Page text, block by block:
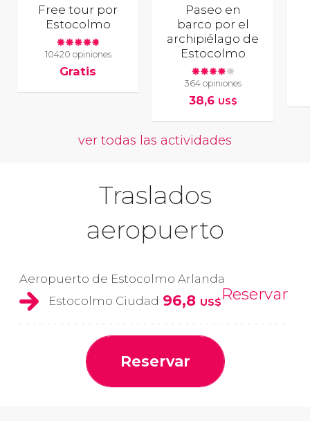
Free tour por
Estocolmo
10420 opiniones
Gratis
Paseo en
barco por el
archipiélago de
Estocolmo
364 opiniones
38,6 US$
ver todas las actividades
Traslados
aeropuerto
Aeropuerto de Estocolmo Arlanda
Estocolmo Ciudad 96,8 US$Reservar
Reservar